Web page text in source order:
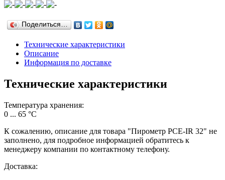
Поделиться…
Технические характеристики
Описание
Информация по доставке
Технические характеристики
Температура хранения:
0 ... 65 °C
К сожалению, описание для товара "Пирометр PCE-IR 32" не
заполнено, для подробное информацией обратитесь к
менеджеру компании по контактному телефону.
Доставка: